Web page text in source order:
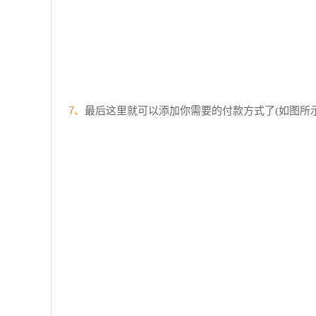
7、 最后这里就可以添加你需要的付款方式了(如图所